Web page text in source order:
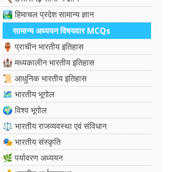
🏞️ हिमाचल प्रदेश सामान्य ज्ञान
सामान्य अध्ययन विषयवार MCQs
🏺 प्राचीन भारतीय इतिहास
🏰 मध्यकालीन भारतीय इतिहास
📜 आधुनिक भारतीय इतिहास
🗺️ भारतीय भूगोल
🌍 विश्व भूगोल
⚖️ भारतीय राजव्यवस्था एवं संविधान
🎭 भारतीय संस्कृति
🌿 पर्यावरण अध्ययन